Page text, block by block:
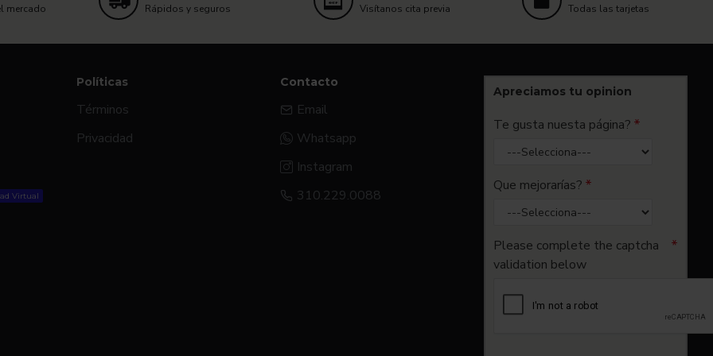
mercado Rápidos y seguros Visítanos cita previa Todas las tarjetas
Virtual
Políticas
Términos
Privacidad
Contacto
Email
Whatsapp
Instagram
310.229.0088
Apreciamos tu opinion
Te gusta nuesta página?
Que mejorarías?
Please complete the captcha
validation below